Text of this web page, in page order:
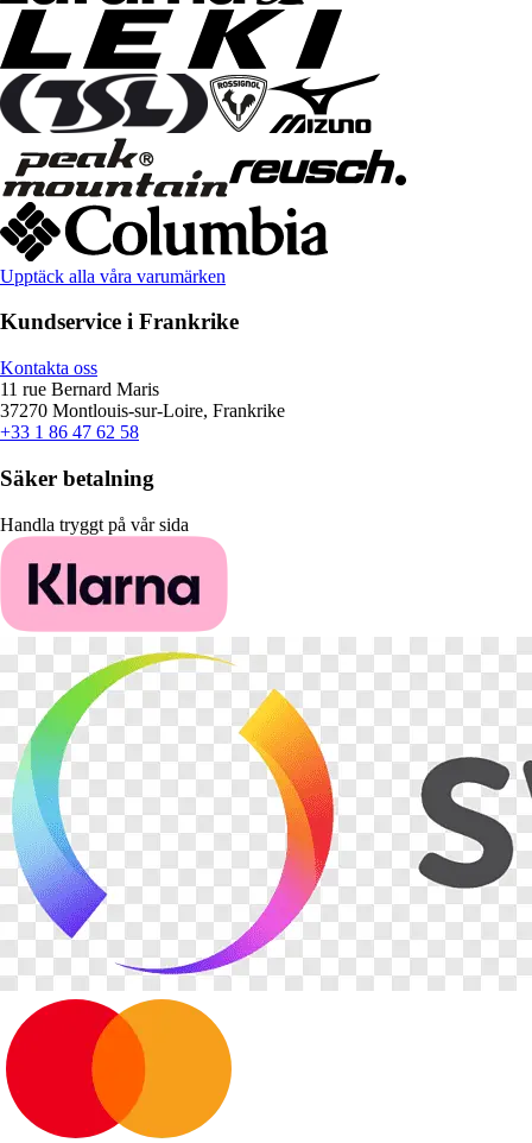
Upptäck alla våra varumärken
Kundservice i Frankrike
Kontakta oss
11 rue Bernard Maris
37270 Montlouis-sur-Loire, Frankrike
+33 1 86 47 62 58
Säker betalning
Handla tryggt på vår sida